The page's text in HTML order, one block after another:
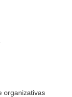
organizativas